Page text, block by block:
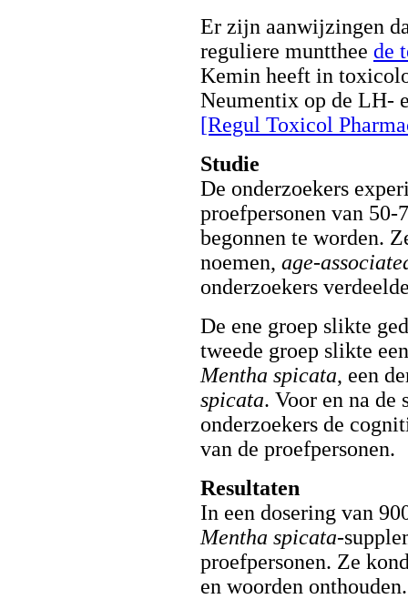
Er zijn aanwijzingen
reguliere muntthee de
Kemin heeft in
Neumentix op de LH-
[Regul Toxicol
Studie
De onderzoekers
proefpersonen van 50-
begonnen te worden.
noemen, age-
onderzoekers
De ene groep slikte
tweede groep slikte
Mentha spicata, een
spicata. Voor en na de
onderzoekers de
van de proefpersonen.
Resultaten
In een dosering van
Mentha spicata-
proefpersonen. Ze
en woorden onthouden.